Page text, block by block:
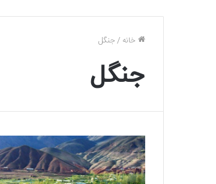
خانه /جنگل
جنگل